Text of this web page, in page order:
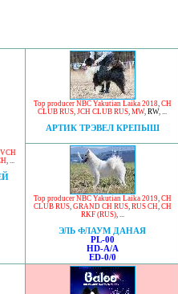
VCH
, ...
Top producer NBC Yakutian Laika 2018, CH
CLUB RUS, JCH CLUB RUS, MW, RW, ...
АРТИК ТРЭВЕЛ КРЕПЫШ
Top producer NBC Yakutian Laika 2019, CH
CLUB RUS, GRAND CH RUS, RUS CH, CH
RKF (RUS), ...
ЭЛЬ ФЛАУМ ДАНАЯ
PL-00
HD-A/A
ED-0/0